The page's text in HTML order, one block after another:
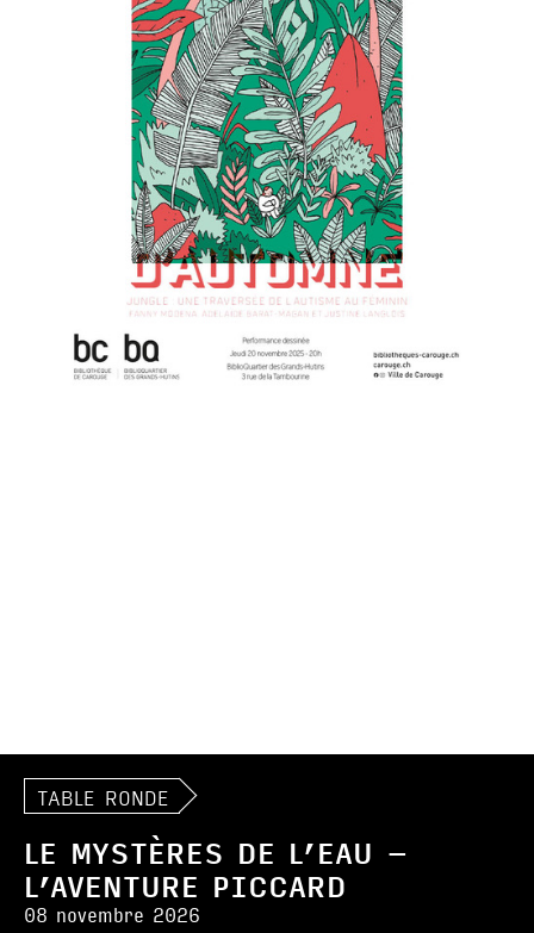
TABLE RONDE
LE MYSTÈRES DE L’EAU –
L’AVENTURE PICCARD
08 novembre 2026